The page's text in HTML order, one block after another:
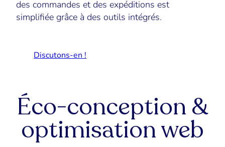
des commandes et des expéditions est
simplifiée grâce à des outils intégrés.
Discutons-en !
Éco-conception &
optimisation web